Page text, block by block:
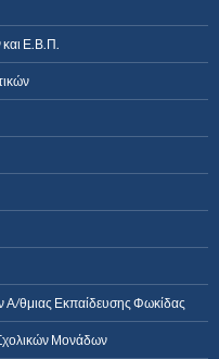
Ε.Β.Π.
Α/θμιας Εκπαίδευσης Φωκίδας
Μονάδων